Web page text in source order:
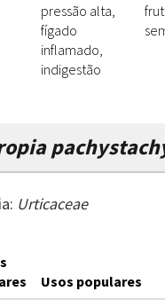
pressão alta,
fígado
inflamado,
indigestão
Urticaceae
Usos populares